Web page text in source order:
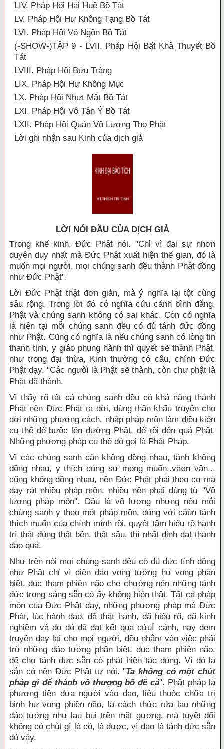
LIV. Pháp Hội Hải Huệ Bồ Tát
LV. Pháp Hội Hư Không Tạng Bồ Tát
LVI. Pháp Hội Vô Ngôn Bồ Tát
(-SHOW-)TẬP 9 - LVII. Pháp Hội Bất Khả Thuyết Bồ
Tát
LVIII. Pháp Hội Bửu Tràng
LIX. Pháp Hội Hư Không Mục
LX. Pháp Hội Nhựt Mật Bồ Tát
LXI. Pháp Hội Vô Tận Ý Bồ Tát
LXII. Pháp Hội Quán Vô Lượng Thọ Phật
Lời ghi nhận sau Kinh của dịch giả
LỜI NÓI ÐẦU CỦA DỊCH GIẢ
Trong khế kinh, Đức Phật nói. "Chỉ vì đại sự nhơn
duyên duy nhất mà Đức Phật xuất hiện thế gian, đó là
muốn mọi người, mọi chúng sanh đều thành Phật đồng
như Đức Phật".
Lời Đức Phật thật đơn giản, mà ý nghĩa lại tột cùng
sâu rộng. Trong lời đó có nghĩa cứu cánh bình đẳng.
Phật và chúng sanh không có sai khác. Còn có nghĩa
là hiện tại mỗi chúng sanh đều có đủ tánh đức đồng
như Phật. Cũng có nghĩa là nếu chúng sanh có lòng tin
thanh tịnh, y giáo phụng hành thì quyết sẽ thành Phật,
như trong đại thừa, Kinh thường có câu, chính Đức
Phật dạy. "Các ngưòì là Phật sẽ thành, còn chư phật là
Phật đã thành.
Vì thấy rõ tất cả chúng sanh đều có khả năng thành
Phật nên Đức Phật ra đời, dùng thân khẩu truyền cho
đời những phương cách, nhập pháp môn làm điều kiện
cụ thể để bưôc lên đường Phật, để rồi đến quả Phật.
Những phương pháp cụ thể đó gọi là Phật Pháp.
Vì các chúng sanh căn không đồng nhau, tánh không
đồng nhau, ý thích cùng sự mong muốn..vâøn vân...
cũng không đồng nhau, nên Đức Phật phải theo cơ mà
dạy rát nhiều pháp môn, nhiều nên phải dùng từ "Vô
lượng pháp môn". Dầu là vô lượng nhưng nếu mỗi
chúng sanh y theo một pháp môn, đúng với căùn tánh
thích muốn của chính mình rồi, quyết tâm hiểu rõ hành
trì thật đúng thật bền, thật sâu, thì nhất định đạt thành
đạo quả.
Như trên nói mọi chúng sanh đều có đủ đức tính đồng
như Phật chỉ vì điên đảo vọng tưởng hư vọng phân
biệt, dục tham phiền não che chướng nên những tánh
đức trong sáng sẵn có ấy không hiện thật. Tất cả pháp
môn của Đức Phật dạy, những phương pháp mà Đức
Phát, lúc hành đạo, đã thật hành, đã hiểu rõ, đã kinh
nghiệm và do đó đã đạt kết quả cứuÏ cánh, nay đem
truyền dạy lại cho mọi người, đều nhằm vào việc phải
trừ những đảo tưởng phân biệt, dục tham phiền não,
để cho tánh đức sẵn có phát hiện tác dụng. Vì đó là
sẵn có nên Đức Phật tự nói. "Ta không có một chút
pháp gì để thành vô thượng bồ đề cả". Phật pháp là
phương tiện đưa người vào đạo, liều thuốc chữa trị
bịnh hư vọng phiền não, là cách thức rửa lau những
đảo tưởng như lau bụi trên mặt gương, mà tuyệt đối
không có chút gì là có, là được, vì đạo là tánh đức sẵn
đủ vậy.